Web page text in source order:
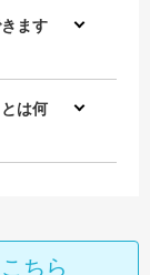
ます
は何
ちら